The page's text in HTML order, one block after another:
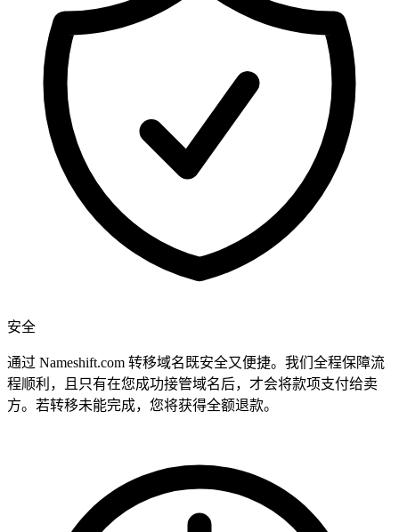
安全
通过 Nameshift.com 转移域名既安全又便捷。我们全程保障流
程顺利，且只有在您成功接管域名后，才会将款项支付给卖
方。若转移未能完成，您将获得全额退款。